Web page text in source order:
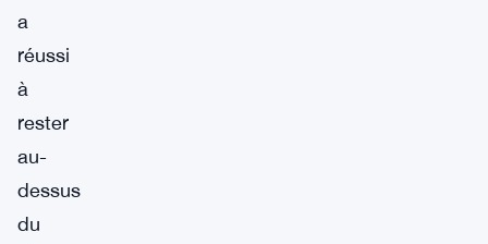
a
réussi
à
rester
au-
dessus
du